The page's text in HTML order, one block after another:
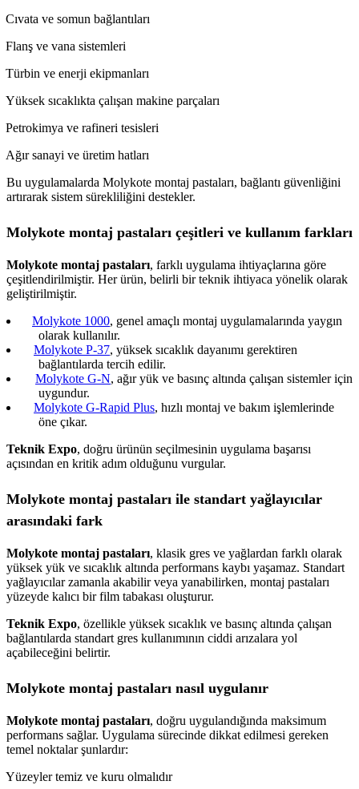
Cıvata ve somun bağlantıları
Flanş ve vana sistemleri
Türbin ve enerji ekipmanları
Yüksek sıcaklıkta çalışan makine parçaları
Petrokimya ve rafineri tesisleri
Ağır sanayi ve üretim hatları
Bu uygulamalarda Molykote montaj pastaları, bağlantı güvenliğini
artırarak sistem sürekliliğini destekler.
Molykote montaj pastaları çeşitleri ve kullanım farkları
Molykote montaj pastaları, farklı uygulama ihtiyaçlarına göre
çeşitlendirilmiştir. Her ürün, belirli bir teknik ihtiyaca yönelik olarak
geliştirilmiştir.
Molykote 1000, genel amaçlı montaj uygulamalarında yaygın
olarak kullanılır.
Molykote P-37, yüksek sıcaklık dayanımı gerektiren
bağlantılarda tercih edilir.
Molykote G-N, ağır yük ve basınç altında çalışan sistemler için
uygundur.
Molykote G-Rapid Plus, hızlı montaj ve bakım işlemlerinde
öne çıkar.
Teknik Expo, doğru ürünün seçilmesinin uygulama başarısı
açısından en kritik adım olduğunu vurgular.
Molykote montaj pastaları ile standart yağlayıcılar
arasındaki fark
Molykote montaj pastaları, klasik gres ve yağlardan farklı olarak
yüksek yük ve sıcaklık altında performans kaybı yaşamaz. Standart
yağlayıcılar zamanla akabilir veya yanabilirken, montaj pastaları
yüzeyde kalıcı bir film tabakası oluşturur.
Teknik Expo, özellikle yüksek sıcaklık ve basınç altında çalışan
bağlantılarda standart gres kullanımının ciddi arızalara yol
açabileceğini belirtir.
Molykote montaj pastaları nasıl uygulanır
Molykote montaj pastaları, doğru uygulandığında maksimum
performans sağlar. Uygulama sürecinde dikkat edilmesi gereken
temel noktalar şunlardır:
Yüzeyler temiz ve kuru olmalıdır